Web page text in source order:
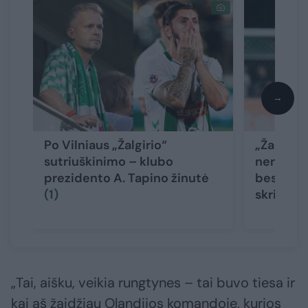
Po Vilniaus „Žalgirio“
sutriuškinimo – klubo
prezidento A. Tapino žinutė
(1)
skriejo
→
„Tai, aišku, veikia rungtynes – tai buvo tiesa ir
kai aš žaidžiau Olandijos komandoje, kurios